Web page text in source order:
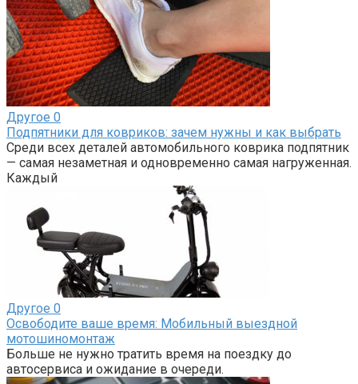
Другое 0
Подпятники для ковриков: зачем нужны и как выбрать
Среди всех деталей автомобильного коврика подпятник
— самая незаметная и одновременно самая нагруженная.
Каждый
Другое 0
Освободите ваше время: Мобильный выездной
мотошиномонтаж
Больше не нужно тратить время на поездку до
автосервиса и ожидание в очереди.